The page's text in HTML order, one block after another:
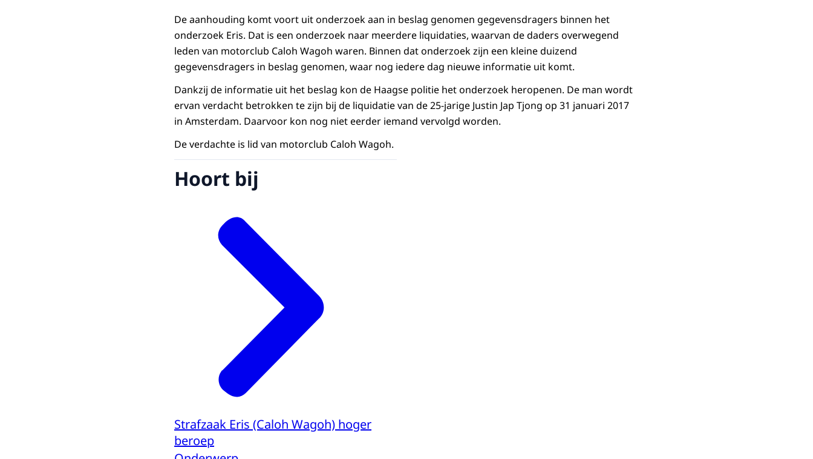
De aanhouding komt voort uit onderzoek aan in beslag genomen gegevensdragers binnen het
onderzoek Eris. Dat is een onderzoek naar meerdere liquidaties, waarvan de daders overwegend
leden van motorclub Caloh Wagoh waren. Binnen dat onderzoek zijn een kleine duizend
gegevensdragers in beslag genomen, waar nog iedere dag nieuwe informatie uit komt.
Dankzij de informatie uit het beslag kon de Haagse politie het onderzoek heropenen. De man wordt
ervan verdacht betrokken te zijn bij de liquidatie van de 25-jarige Justin Jap Tjong op 31 januari 2017
in Amsterdam. Daarvoor kon nog niet eerder iemand vervolgd worden.
De verdachte is lid van motorclub Caloh Wagoh.
Hoort bij
Strafzaak Eris (Caloh Wagoh) hoger
beroep